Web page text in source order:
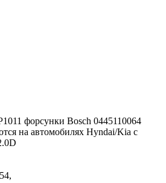
форсунки Bosch 0445110064
на автомобилях Hyndai/Kia с